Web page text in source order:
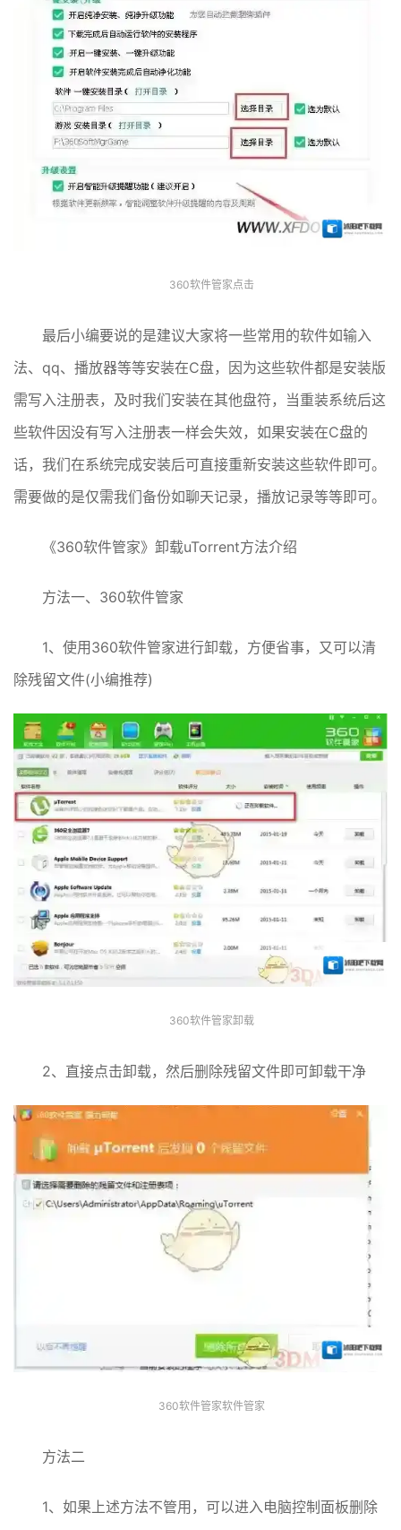
360软件管家点击
最后小编要说的是建议大家将一些常用的软件如输入
法、qq、播放器等等安装在C盘，因为这些软件都是安装版
需写入注册表，及时我们安装在其他盘符，当重装系统后这
些软件因没有写入注册表一样会失效，如果安装在C盘的
话，我们在系统完成安装后可直接重新安装这些软件即可。
需要做的是仅需我们备份如聊天记录，播放记录等等即可。
《360软件管家》卸载uTorrent方法介绍
方法一、360软件管家
1、使用360软件管家进行卸载，方便省事，又可以清
除残留文件(小编推荐)
360软件管家卸载
2、直接点击卸载，然后删除残留文件即可卸载干净
360软件管家软件管家
方法二
1、如果上述方法不管用，可以进入电脑控制面板删除